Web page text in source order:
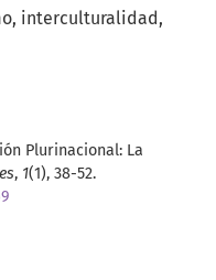
interculturalidad
Plurinacional: La
, 1(1), 38-52.